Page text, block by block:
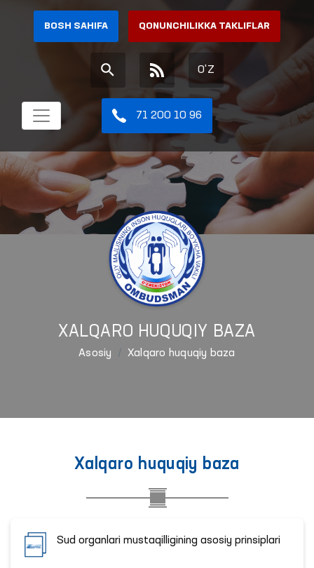
BOSH SAHIFA QONUNCHILIKKA TAKLIFLAR
O'Z
71 200 10 96
XALQARO HUQUQIY BAZA
Asosiy Xalqaro huquqiy baza
Xalqaro huquqiy baza
Sud organlari mustaqilligining asosiy prinsiplari